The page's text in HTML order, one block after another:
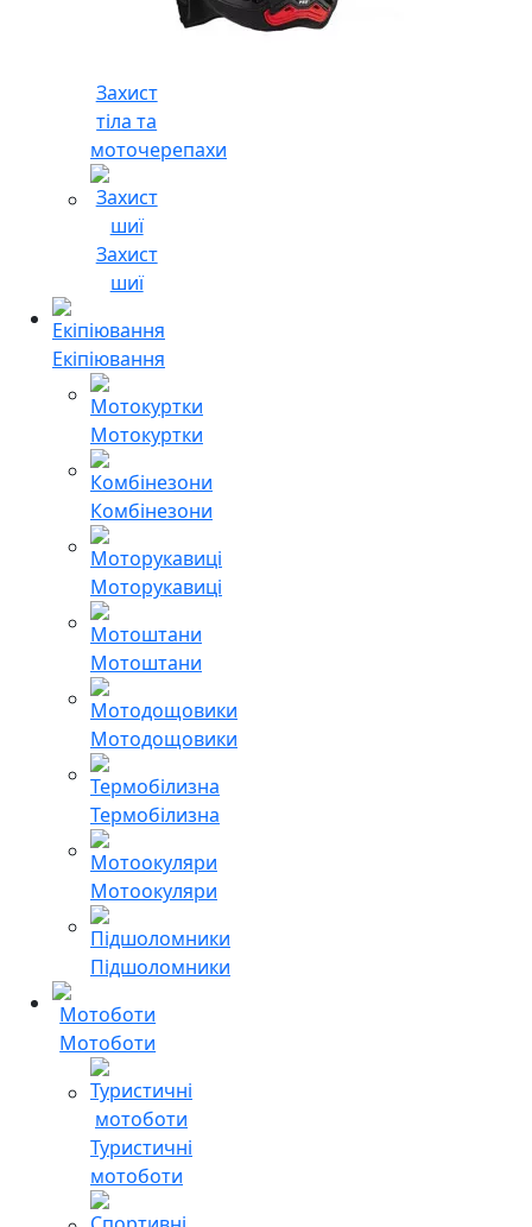
Захист
тіла та
моточерепахи
Захист
шиї
Екіпіювання
Мотокуртки
Комбінезони
Моторукавиці
Мотоштани
Мотодощовики
Термобілизна
Мотоокуляри
Підшоломники
Мотоботи
Туристичні
мотоботи